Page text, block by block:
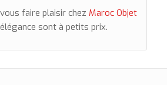
faire plaisir chez Maroc Objet
sont à petits prix.